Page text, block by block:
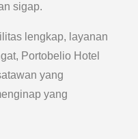
sigap.
lengkap, layanan
Portobelio Hotel
yang
yang